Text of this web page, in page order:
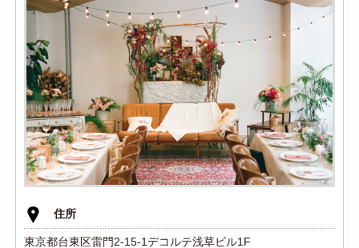
住所
東京都台東区雷門2-15-1デコルテ浅草ビル1F